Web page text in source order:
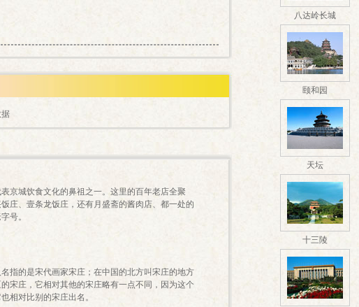
城饮食文化的鼻祖之一。这里的百年老店全聚
庄、壹条龙饭庄，还有月盛斋的酱肉店、都一处的
号。
的是宋代画家宋庄；在中国的北方叫宋庄的地方
宋庄，它相对其他的宋庄略有一点不同，因为这个
相对比别的宋庄出名。
八达岭长城
颐和园
天坛
十三陵